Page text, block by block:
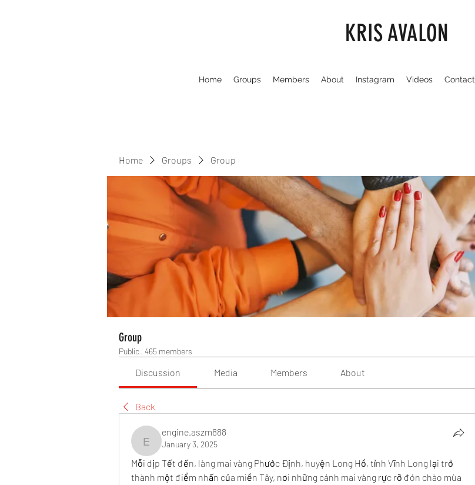
KRIS AVALON
Home Groups Members About Instagram Videos Contact
Home Groups Group
Group
Public · 465 members
Discussion Media Members About
Back
engine.aszm888
engine.aszm888
January 3, 2025
Mỗi dịp Tết đến, làng mai vàng Phước Định, huyện Long Hồ, tỉnh Vĩnh Long lại trở
thành một điểm nhấn của miền Tây, nơi những cánh mai vàng rực rỡ đón chào mùa